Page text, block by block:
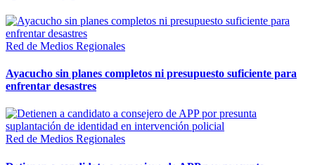
Red de Medios Regionales
Ayacucho sin planes completos ni presupuesto suficiente para
enfrentar desastres
Red de Medios Regionales